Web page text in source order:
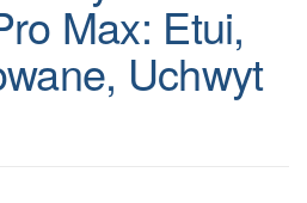
Max: Etui,
Uchwyt